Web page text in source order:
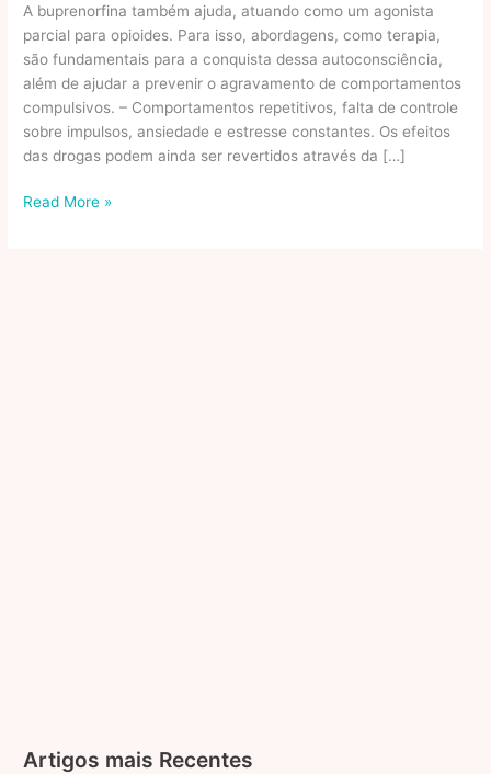
A buprenorfina também ajuda, atuando como um agonista
parcial para opioides. Para isso, abordagens, como terapia,
são fundamentais para a conquista dessa autoconsciência,
além de ajudar a prevenir o agravamento de comportamentos
compulsivos. – Comportamentos repetitivos, falta de controle
sobre impulsos, ansiedade e estresse constantes. Os efeitos
das drogas podem ainda ser revertidos através da […]
Sintomas
Read More »
Artigos mais Recentes